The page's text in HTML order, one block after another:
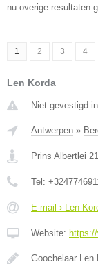
nu overige resultaten
1 2 3 4
Len Korda
Niet gevestigd
Antwerpen »
Prins Albertlei 21
Tel:
E-mail › Len
Website:
Goochelaar Len